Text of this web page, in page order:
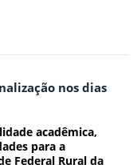
nos dias
acadêmica,
para a
Federal Rural da